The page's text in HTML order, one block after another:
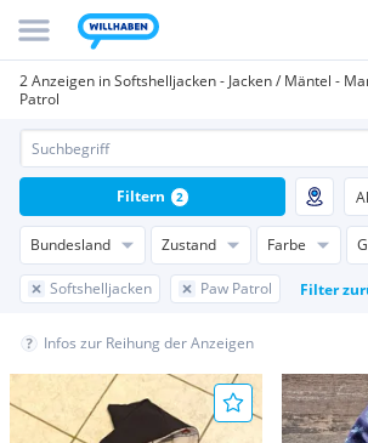
2 Anzeigen in Softshelljacken - Jacken / Mäntel -
Patrol
Bundesland Zustand Farbe
Softshelljacken Paw Patrol Filter
Filtern 2
Infos zur Reihung der Anzeigen